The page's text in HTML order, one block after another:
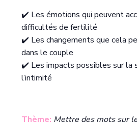
✔️ Les émotions qui peuvent
difficultés de fertilité
✔️ Les changements que cela
dans le couple
✔️ Les impacts possibles sur la
l’intimité
Thème: Mettre des mots sur